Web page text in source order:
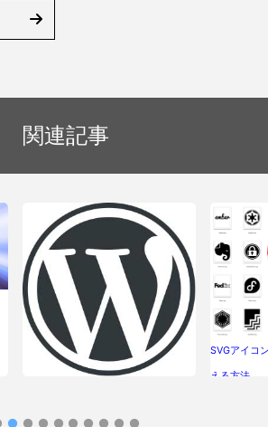
関連記事
SVGアイコ
える方法。